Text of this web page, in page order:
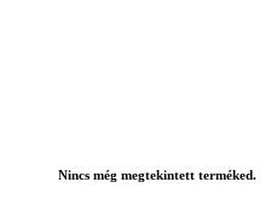
Nincs még megtekintett terméked.